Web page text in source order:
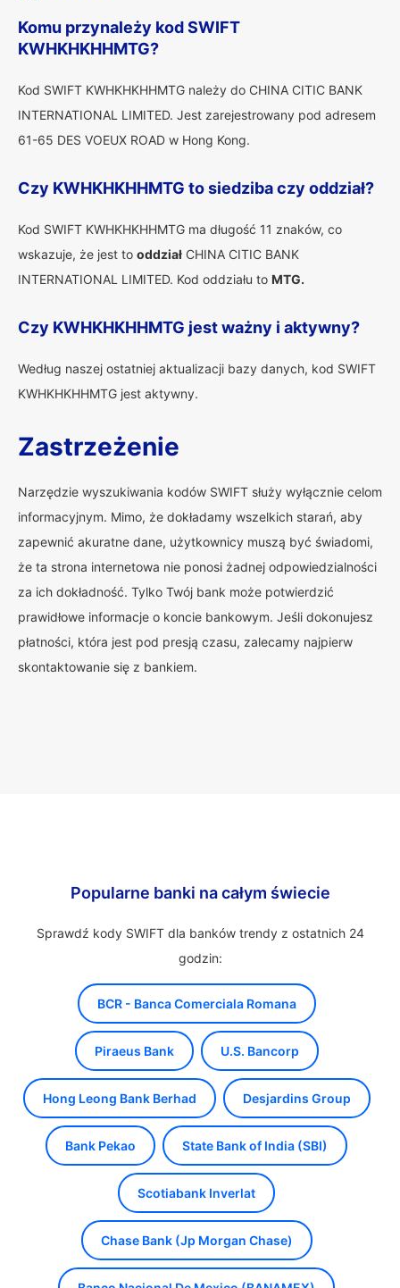
Komu przynależy kod SWIFT
KWHKHKHHMTG?
Kod SWIFT KWHKHKHHMTG należy do CHINA CITIC BANK
INTERNATIONAL LIMITED. Jest zarejestrowany pod adresem
61-65 DES VOEUX ROAD w Hong Kong.
Czy KWHKHKHHMTG to siedziba czy oddział?
Kod SWIFT KWHKHKHHMTG ma długość 11 znaków, co
wskazuje, że jest to oddział CHINA CITIC BANK
INTERNATIONAL LIMITED. Kod oddziału to MTG.
Czy KWHKHKHHMTG jest ważny i aktywny?
Według naszej ostatniej aktualizacji bazy danych, kod SWIFT
KWHKHKHHMTG jest aktywny.
Zastrzeżenie
Narzędzie wyszukiwania kodów SWIFT służy wyłącznie celom
informacyjnym. Mimo, że dokładamy wszelkich starań, aby
zapewnić akuratne dane, użytkownicy muszą być świadomi,
że ta strona internetowa nie ponosi żadnej odpowiedzialności
za ich dokładność. Tylko Twój bank może potwierdzić
prawidłowe informacje o koncie bankowym. Jeśli dokonujesz
płatności, która jest pod presją czasu, zalecamy najpierw
skontaktowanie się z bankiem.
Popularne banki na całym świecie
Sprawdź kody SWIFT dla banków trendy z ostatnich 24
godzin:
BCR - Banca Comerciala Romana
Piraeus Bank U.S. Bancorp
Hong Leong Bank Berhad Desjardins Group
Bank Pekao State Bank of India (SBI)
Scotiabank Inverlat
Chase Bank (Jp Morgan Chase)